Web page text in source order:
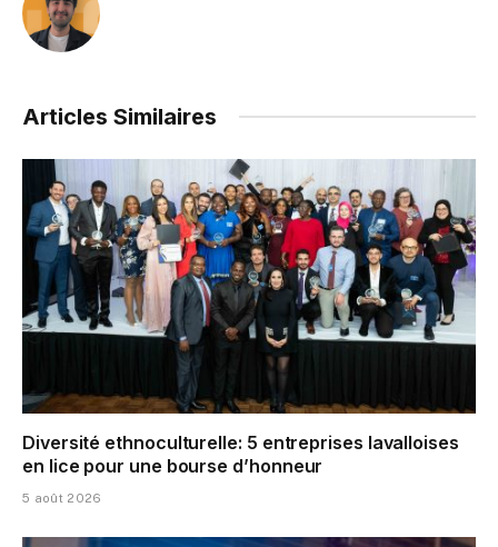
Articles Similaires
Diversité ethnoculturelle: 5 entreprises lavalloises
en lice pour une bourse d’honneur
5 août 2026